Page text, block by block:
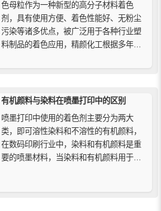
色母粒作为一种新型的高分子材料着色
剂，具有使用方便、着色性能好、无粉尘
污染等诸多优点，被广泛用于各种行业塑
料制品的着色应用，精颜化工根据多年生
塑料产品使用色母粒时常见的问题和原
有机颜料与染料在喷墨打印中的区别
喷墨打印中使用的着色剂主要分为两大
类，即可溶性染料和不溶性的有机颜料，
在数码印刷行业中，染料和有机颜料是重
要的喷墨材料，当染料和有机颜料用于喷